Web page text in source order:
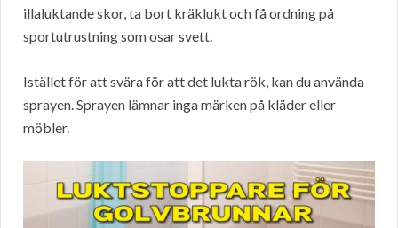
illaluktande skor, ta bort kräklukt och få ordning på
sportutrustning som osar svett.
Istället för att svära för att det lukta rök, kan du använda
sprayen. Sprayen lämnar inga märken på kläder eller
möbler.